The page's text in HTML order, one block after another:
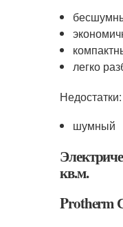
легко
Недостатки:
шумный
кв.м.
Protherm